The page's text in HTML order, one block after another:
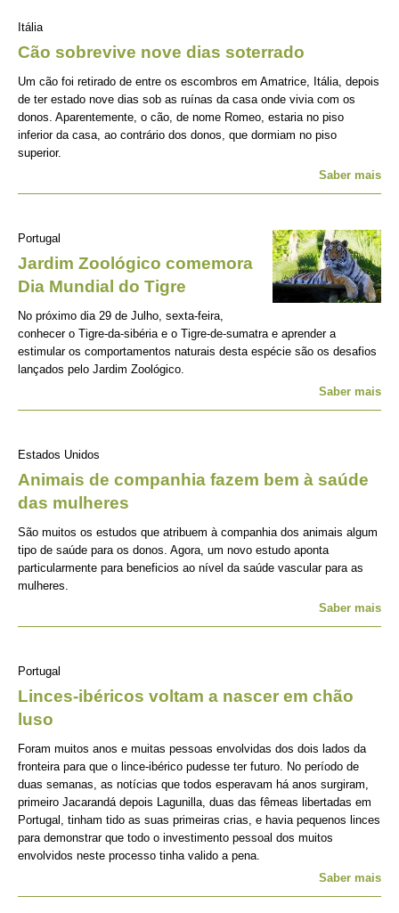
Itália
Cão sobrevive nove dias soterrado
Um cão foi retirado de entre os escombros em Amatrice, Itália, depois
de ter estado nove dias sob as ruínas da casa onde vivia com os
donos. Aparentemente, o cão, de nome Romeo, estaria no piso
inferior da casa, ao contrário dos donos, que dormiam no piso
superior.
Saber mais
Portugal
Jardim Zoológico comemora
Dia Mundial do Tigre
No próximo dia 29 de Julho, sexta-feira,
conhecer o Tigre-da-sibéria e o Tigre-de-sumatra e aprender a
estimular os comportamentos naturais desta espécie são os desafios
lançados pelo Jardim Zoológico.
Saber mais
Estados Unidos
Animais de companhia fazem bem à saúde
das mulheres
São muitos os estudos que atribuem à companhia dos animais algum
tipo de saúde para os donos. Agora, um novo estudo aponta
particularmente para beneficios ao nível da saúde vascular para as
mulheres.
Saber mais
Portugal
Linces-ibéricos voltam a nascer em chão
luso
Foram muitos anos e muitas pessoas envolvidas dos dois lados da
fronteira para que o lince-ibérico pudesse ter futuro. No período de
duas semanas, as notícias que todos esperavam há anos surgiram,
primeiro Jacarandá depois Lagunilla, duas das fêmeas libertadas em
Portugal, tinham tido as suas primeiras crias, e havia pequenos linces
para demonstrar que todo o investimento pessoal dos muitos
envolvidos neste processo tinha valido a pena.
Saber mais